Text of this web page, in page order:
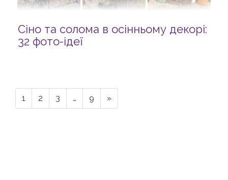
Сіно та солома в осінньому декорі:
32 фото-ідеї
1 2 3 … 9 »